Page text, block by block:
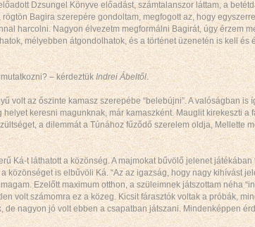
Dzsungel Könyve előadást, számtalanszor láttam, a
Bagira szerepére gondoltam, megfogott az, hogy
harcolni. Nagyon élvezetm megformálni Bagirát, úgy érzem
mélyebben átgondolhatok, és a történet üzenetén is kell és
– kérdeztük Indrei Ábeltől.
volt az őszinte kamasz szerepébe “belebújni”. A valóságban is
keresni magunknak, már kamaszként. Mauglit kirekeszti a
a dilemmát a Túnához fűződő szerelem oldja, Mellette
Ká-t láthatott a közönség. A majmokat bűvölő jelenet játékában
közönséget is elbűvöli Ká. “Az az igazság, hogy nagy kihívást
Ezelőtt maximum otthon, a szüleimnek játszottam néha
volt számomra ez a közeg. Kicsit fárasztók voltak a próbák,
de nagyon jó volt ebben a csapatban játszani. Mindenképpen